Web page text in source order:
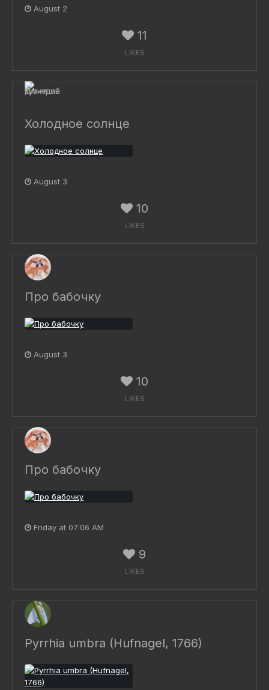
August 2
11
LIKES
Холодное солнце
August 3
10
LIKES
Про бабочку
August 3
10
LIKES
Про бабочку
Friday at 07:06 AM
9
LIKES
Pyrrhia umbra (Hufnagel, 1766)